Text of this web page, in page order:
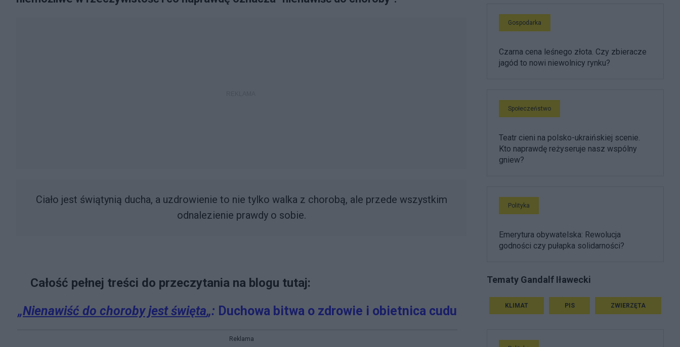
Ciało jest świątynią ducha, a uzdrowienie to nie tylko walka z chorobą, ale przede wszystkim
odnalezienie prawdy o sobie.
Całość pełnej treści do przeczytania na blogu tutaj:
„Nienawiść do choroby jest święta„: Duchowa bitwa o zdrowie i obietnica cudu
Reklama
Gospodarka
Czarna cena leśnego złota. Czy zbieracze
jagód to nowi niewolnicy rynku?
Społeczeństwo
Teatr cieni na polsko-ukraińskiej scenie.
Kto naprawdę reżyseruje nasz wspólny
gniew?
Polityka
Emerytura obywatelska: Rewolucja
godności czy pułapka solidarności?
Tematy Gandalf Iławecki
KLIMAT PIS ZWIERZĘTA